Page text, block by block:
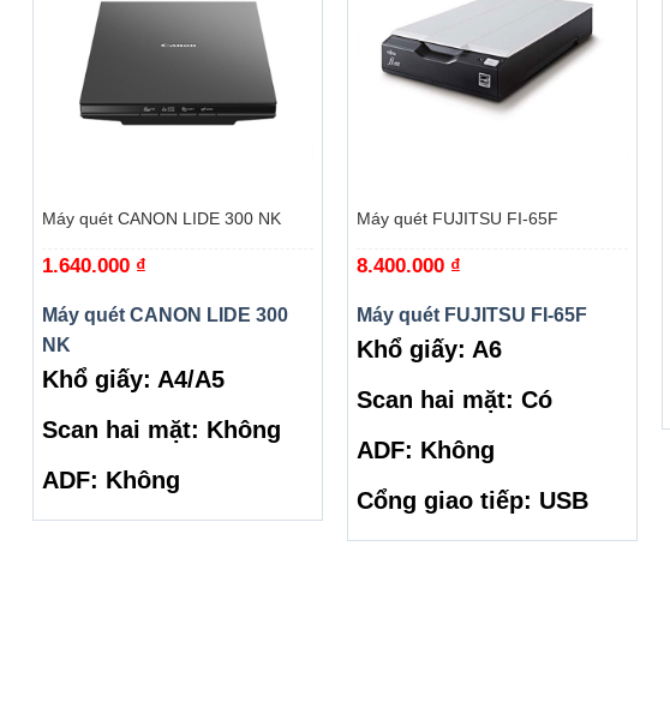
Máy quét CANON LIDE 300 NK
1.640.000 ₫
Máy quét CANON LIDE 300
NK
Khổ giấy: A4/A5
Scan hai mặt: Không
ADF: Không
Máy quét FUJITSU FI-65F
8.400.000 ₫
Máy quét FUJITSU FI-65F
Khổ giấy: A6
Scan hai mặt: Có
ADF: Không
Cổng giao tiếp: USB